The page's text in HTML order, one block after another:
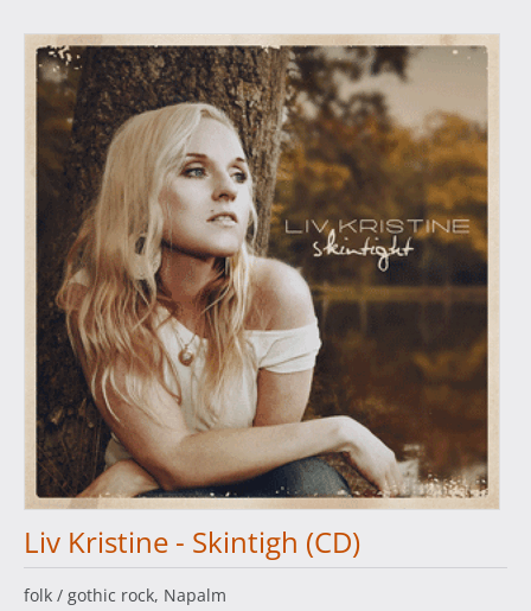
Liv Kristine - Skintigh (CD)
folk / gothic rock, Napalm